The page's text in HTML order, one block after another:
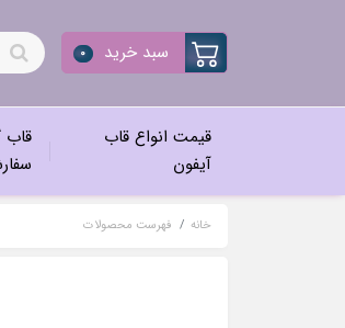
سبد خرید 0
قیمت انواع قاب
آیفون
قاب
خانه فهرست محصولات